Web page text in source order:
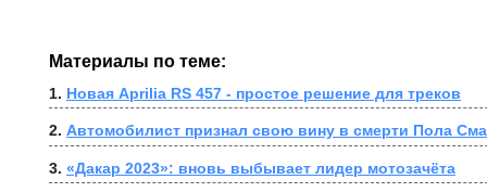
Материалы по теме:
1. Новая Aprilia RS 457 - простое решение для треков
2. Автомобилист признал свою вину в смерти Пола
3. «Дакар 2023»: вновь выбывает лидер мотозачёта